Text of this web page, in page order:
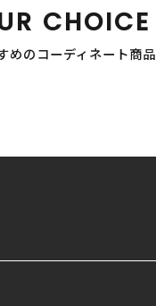
CHOICE
めのコーディネート商品